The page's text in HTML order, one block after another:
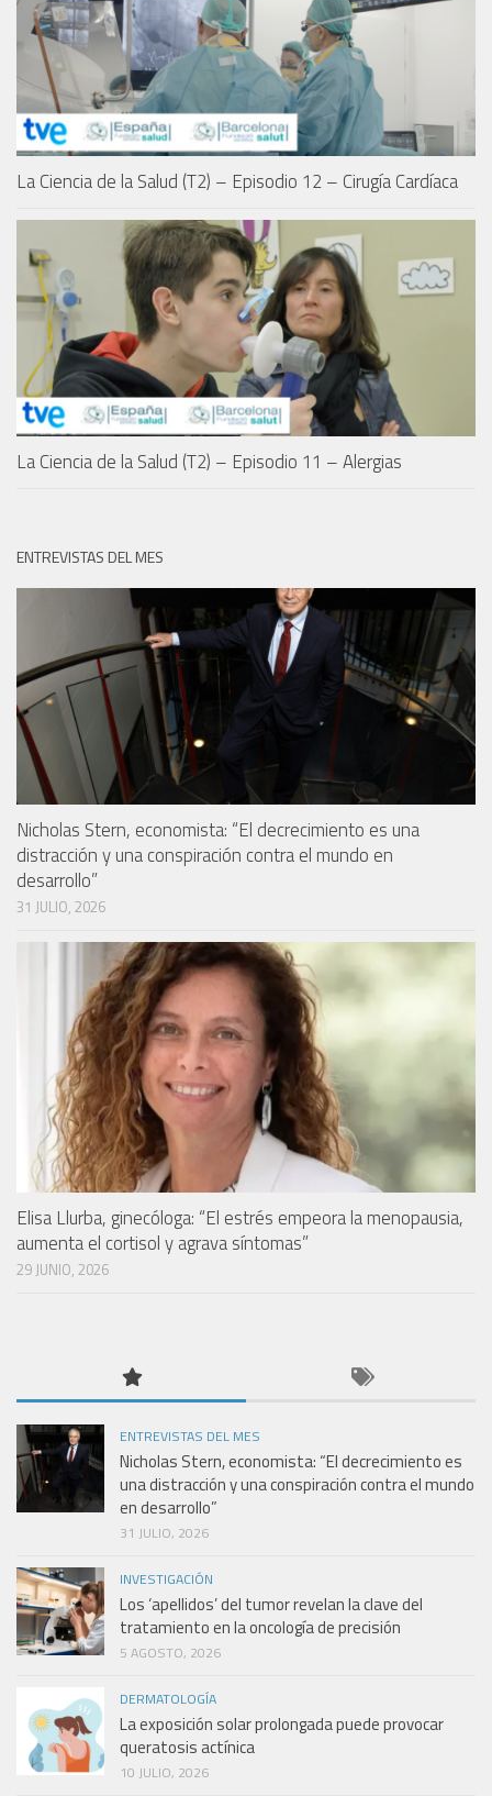
La Ciencia de la Salud (T2) – Episodio 12 – Cirugía Cardíaca
La Ciencia de la Salud (T2) – Episodio 11 – Alergias
ENTREVISTAS DEL MES
Nicholas Stern, economista: “El decrecimiento es una
distracción y una conspiración contra el mundo en
desarrollo”
31 JULIO, 2026
Elisa Llurba, ginecóloga: “El estrés empeora la menopausia,
aumenta el cortisol y agrava síntomas”
29 JUNIO, 2026
ENTREVISTAS DEL MES
Nicholas Stern, economista: “El decrecimiento es
una distracción y una conspiración contra el mundo
en desarrollo”
31 JULIO, 2026
INVESTIGACIÓN
Los ‘apellidos’ del tumor revelan la clave del
tratamiento en la oncología de precisión
5 AGOSTO, 2026
DERMATOLOGÍA
La exposición solar prolongada puede provocar
queratosis actínica
10 JULIO, 2026